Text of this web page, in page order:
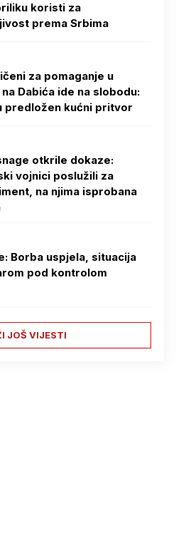
koristi za
prema Srbima
za pomaganje u
Dabića ide na slobodu:
predložen kućni pritvor
otkrile dokaze:
vojnici poslužili za
na njima isprobana
Borba uspjela, situacija
pod kontrolom
JOŠ VIJESTI